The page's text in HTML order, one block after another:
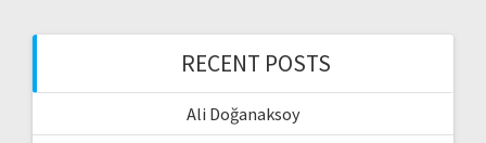
RECENT POSTS
Ali Doğanaksoy